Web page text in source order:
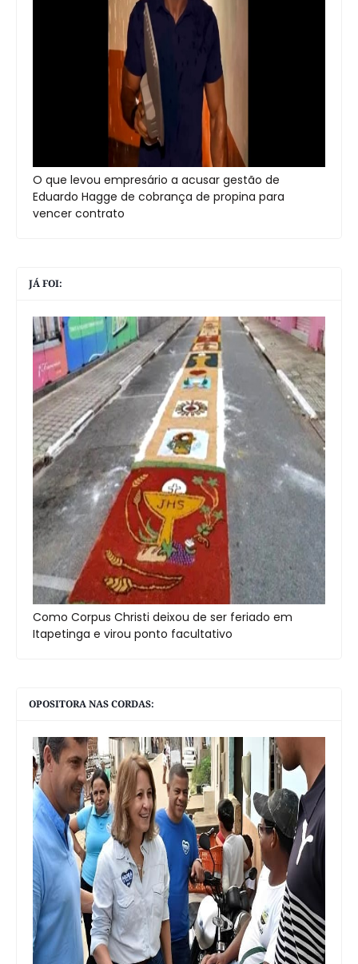
O que levou empresário a acusar gestão de
Eduardo Hagge de cobrança de propina para
vencer contrato
JÁ FOI:
Como Corpus Christi deixou de ser feriado em
Itapetinga e virou ponto facultativo
OPOSITORA NAS CORDAS: